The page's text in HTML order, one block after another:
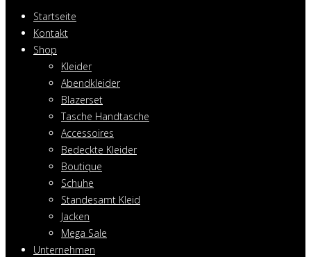
Startseite
Kontakt
Shop
Kleider
Abendkleider
Blazerset
Tasche Handtasche
Accessoires
Bedeckte Kleider
Boutique
Schuhe
Standesamt Kleid
Jacken
Mega Sale
Unternehmen